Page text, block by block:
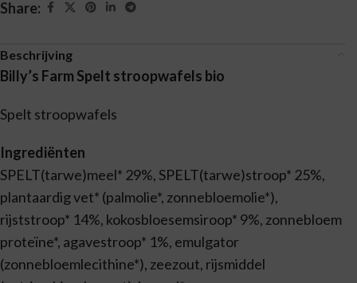
Share:
Beschrijving
Billy’s Farm Spelt stroopwafels bio
Spelt stroopwafels
Ingrediënten
SPELT(tarwe)meel* 29%, SPELT(tarwe)stroop* 25%,
plantaardig vet* (palmolie*, zonnebloemolie*),
rijststroop* 14%, kokosbloesemsiroop* 9%, zonnebloem
proteïne*, agavestroop* 1%, emulgator
(zonnebloemlecithine*), zeezout, rijsmiddel